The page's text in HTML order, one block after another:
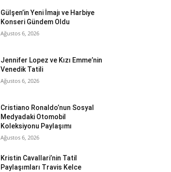
Gülşen’in Yeni İmajı ve Harbiye
Konseri Gündem Oldu
Ağustos 6, 2026
Jennifer Lopez ve Kızı Emme’nin
Venedik Tatili
Ağustos 6, 2026
Cristiano Ronaldo’nun Sosyal
Medyadaki Otomobil
Koleksiyonu Paylaşımı
Ağustos 6, 2026
Kristin Cavallari’nin Tatil
Paylaşımları Travis Kelce